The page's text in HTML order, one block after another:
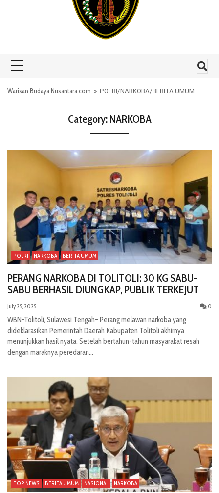
Warisan Budaya Nusantara.com » POLRI/NARKOBA/BERITA UMUM
Category:NARKOBA
POLRI NARKOBA BERITA UMUM
PERANG NARKOBA DI TOLITOLI: 30 KG SABU-
SABU BERHASIL DIUNGKAP, PUBLIK TERKEJUT
July 25, 2025 0
WBN-Tolitoli, Sulawesi Tengah– Perang melawan narkoba yang
dideklarasikan Pemerintah Daerah Kabupaten Tolitoli akhirnya
menunjukkan hasil nyata. Setelah bertahun-tahun masyarakat resah
dengan maraknya peredaran...
TOP NEWS BERITA UMUM NASIONAL NARKOBA